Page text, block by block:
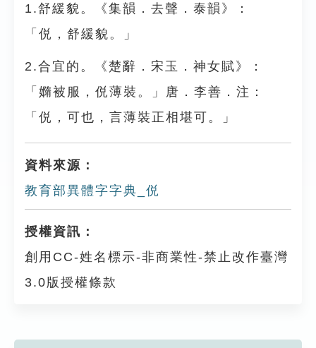
1.舒緩貌。《集韻．去聲．泰韻》：
「侻，舒緩貌。」
2.合宜的。《楚辭．宋玉．神女賦》：
「嫷被服，侻薄裝。」唐．李善．注：
「侻，可也，言薄裝正相堪可。」
資料來源：
教育部異體字字典_侻
授權資訊：
創用CC-姓名標示-非商業性-禁止改作臺灣
3.0版授權條款